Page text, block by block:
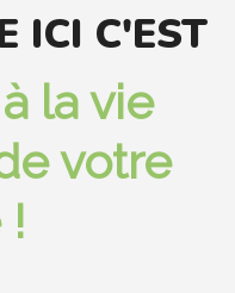
ICI C'EST
la vie
votre